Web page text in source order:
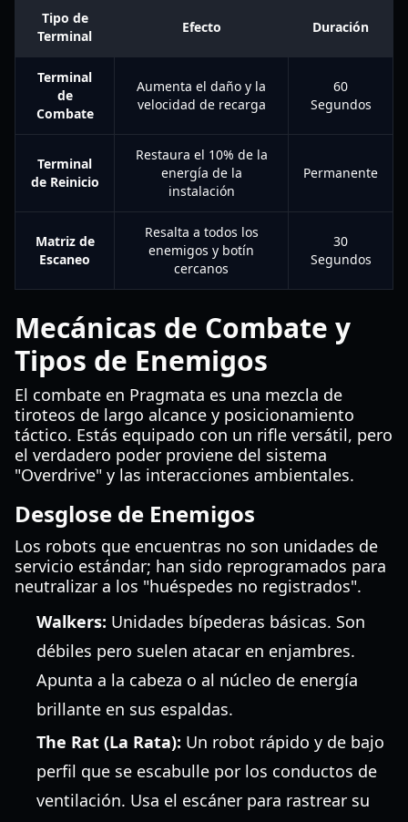
Tipo de
Terminal
Efecto Duración
Terminal
de
Combate
Aumenta el daño y la
velocidad de recarga
60
Segundos
Terminal
de Reinicio
Restaura el 10% de la
energía de la
instalación
Permanente
Matriz de
Escaneo
Resalta a todos los
enemigos y botín
cercanos
30
Segundos
Mecánicas de Combate y
Tipos de Enemigos
El combate en Pragmata es una mezcla de
tiroteos de largo alcance y posicionamiento
táctico. Estás equipado con un rifle versátil, pero
el verdadero poder proviene del sistema
"Overdrive" y las interacciones ambientales.
Desglose de Enemigos
Los robots que encuentras no son unidades de
servicio estándar; han sido reprogramados para
neutralizar a los "huéspedes no registrados".
Walkers: Unidades bípederas básicas. Son
débiles pero suelen atacar en enjambres.
Apunta a la cabeza o al núcleo de energía
brillante en sus espaldas.
The Rat (La Rata): Un robot rápido y de bajo
perfil que se escabulle por los conductos de
ventilación. Usa el escáner para rastrear su